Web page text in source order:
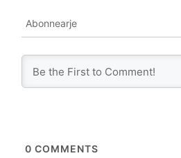
Abonnearje
0 COMMENTS